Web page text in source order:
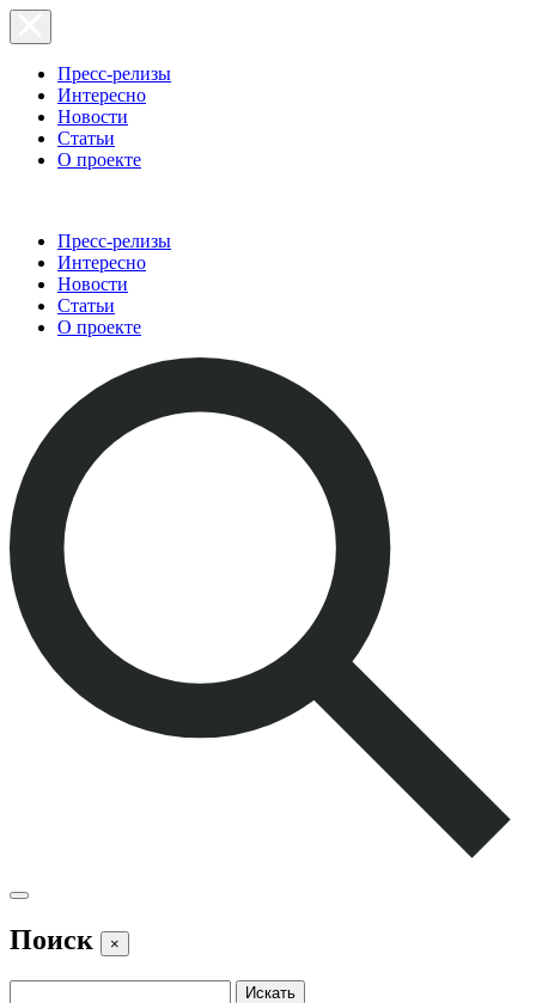
Пресс-релизы
Интересно
Новости
Статьи
О проекте
Пресс-релизы
Интересно
Новости
Статьи
О проекте
Поиск ×